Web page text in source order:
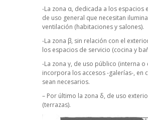
-La zona α, dedicada a los espacios
de uso general que necesitan
ventilación (habitaciones y salones).
-La zona β, sin relación con el
los espacios de servicio (cocina y
-La zona γ, de uso público (interna o
incorpora los accesos -galerías-, en
sean necesarios.
– Por último la zona δ, de uso
(terrazas).